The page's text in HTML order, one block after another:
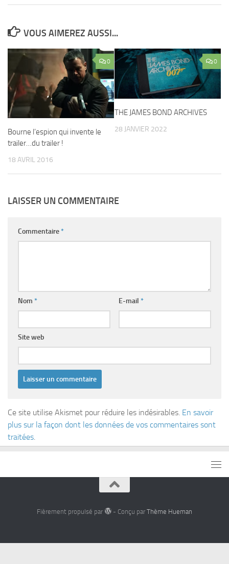
VOUS AIMEREZ AUSSI...
0
Bourne l’espion qui invente le
trailer…du trailer !
18 AVRIL 2016
0
THE JAMES BOND ARCHIVES
28 JANVIER 2022
LAISSER UN COMMENTAIRE
Commentaire*
Nom * E-mail *
Site web
Ce site utilise Akismet pour réduire les indésirables. En savoir
plus sur la façon dont les données de vos commentaires sont
traitées
Fièrement propulsé par - Conçu par Thème Hueman